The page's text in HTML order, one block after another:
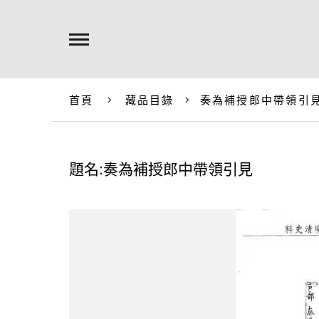
首頁 藏品目錄 奏為補授郎中帶領引
題名:奏為補授郎中帶領引見